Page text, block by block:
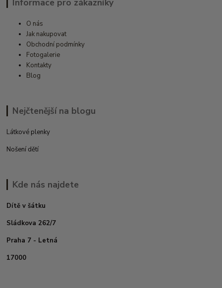
Informace pro zákazníky
O nás
Jak nakupovat
Obchodní podmínky
Fotogalerie
Kontakty
Blog
Nejčtenější na blogu
Látkové plenky
Nošení dětí
Kde nás najdete
Dítě v šátku
Sládkova 262/7
Praha 7 - Letná
17000